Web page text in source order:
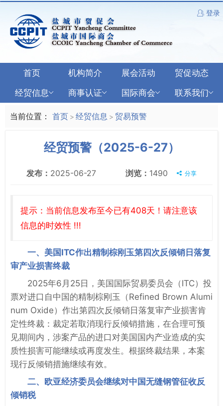
登录
首页 机构简介 展会活动
贸促动态
经贸信息
商事认证 国际商会 联系我们
当前位置： 首页 > 经贸信息 > 贸易预警
经贸预警（2025-6-27）
发布： 2025-06-27 浏览： 1490 分享
提示：当前信息发布至今已有408天！请注意该
信息的时效性 !!!
一、美国ITC作出精制棕刚玉第四次反倾销日落复
审产业损害终裁
2025年6月25日，美国国际贸易委员会（ITC）投
票对进口自中国的精制棕刚玉（Refined Brown Alumi
num Oxide）作出第四次反倾销日落复审产业损害肯
定性终裁：裁定若取消现行反倾销措施，在合理可预
见期间内，涉案产品的进口对美国国内产业造成的实
质性损害可能继续或再度发生。根据终裁结果，本案
现行反倾销措施继续有效。
二、欧亚经济委员会继续对中国无缝钢管征收反
倾销税